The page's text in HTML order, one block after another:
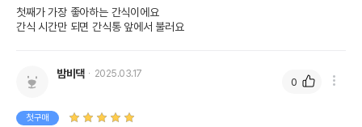
첫째가 가장 좋아하는 간식이에요
간식 시간만 되면 간식통 앞에서 불러요
밤비댁 2025.03.17
첫구매
0